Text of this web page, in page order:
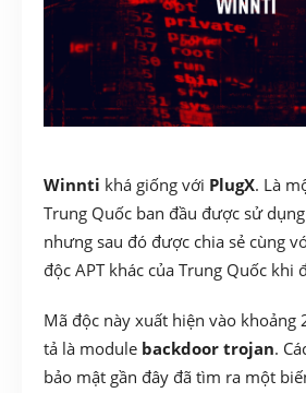
Winnti khá giống với PlugX. Là
Trung Quốc ban đầu được sử
nhưng sau đó được chia sẻ cùng
độc APT khác của Trung Quốc khi
Mã độc này xuất hiện vào khoảng
tả là module backdoor trojan.
bảo mật gần đây đã tìm ra một